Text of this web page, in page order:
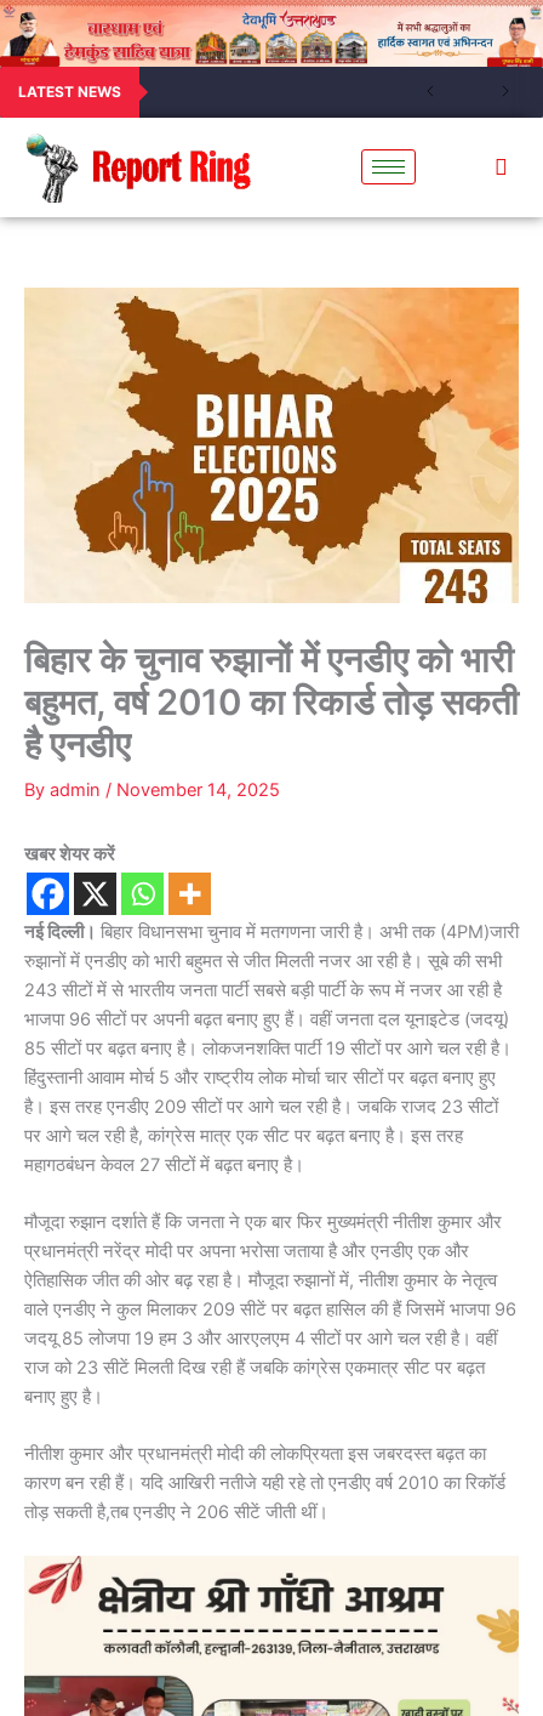
LATEST NEWS
बिहार के चुनाव रुझानों में एनडीए को भारी
बहुमत, वर्ष 2010 का रिकार्ड तोड़ सकती
है एनडीए
By admin / November 14, 2025
खबर शेयर करें
नई दिल्ली। बिहार विधानसभा चुनाव में मतगणना जारी है। अभी तक (4PM)जारी
रुझानों में एनडीए को भारी बहुमत से जीत मिलती नजर आ रही है। सूबे की सभी
243 सीटों में से भारतीय जनता पार्टी सबसे बड़ी पार्टी के रूप में नजर आ रही है
भाजपा 96 सीटों पर अपनी बढ़त बनाए हुए हैं। वहीं जनता दल यूनाइटेड (जदयू)
85 सीटों पर बढ़त बनाए है। लोकजनशक्ति पार्टी 19 सीटों पर आगे चल रही है।
हिंदुस्तानी आवाम मोर्च 5 और राष्ट्रीय लोक मोर्चा चार सीटों पर बढ़त बनाए हुए
है। इस तरह एनडीए 209 सीटों पर आगे चल रही है। जबकि राजद 23 सीटों
पर आगे चल रही है, कांग्रेस मात्र एक सीट पर बढ़त बनाए है। इस तरह
महागठबंधन केवल 27 सीटों में बढ़त बनाए है।
मौजूदा रुझान दर्शाते हैं कि जनता ने एक बार फिर मुख्यमंत्री नीतीश कुमार और
प्रधानमंत्री नरेंद्र मोदी पर अपना भरोसा जताया है और एनडीए एक और
ऐतिहासिक जीत की ओर बढ़ रहा है। मौजूदा रुझानों में, नीतीश कुमार के नेतृत्व
वाले एनडीए ने कुल मिलाकर 209 सीटें पर बढ़त हासिल की हैं जिसमें भाजपा 96
जदयू 85 लोजपा 19 हम 3 और आरएलएम 4 सीटों पर आगे चल रही है। वहीं
राज को 23 सीटें मिलती दिख रही हैं जबकि कांग्रेस एकमात्र सीट पर बढ़त
बनाए हुए है।
नीतीश कुमार और प्रधानमंत्री मोदी की लोकप्रियता इस जबरदस्त बढ़त का
कारण बन रही हैं। यदि आखिरी नतीजे यही रहे तो एनडीए वर्ष 2010 का रिकॉर्ड
तोड़ सकती है,तब एनडीए ने 206 सीटें जीती थीं।